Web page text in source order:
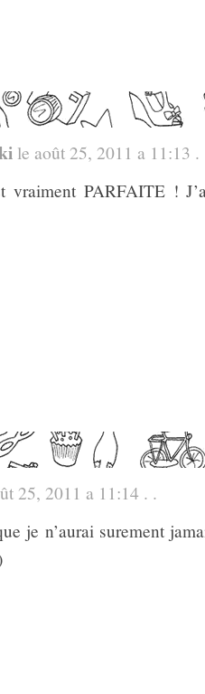
le août 25, 2011 a 11:13 .
vraiment PARFAITE !
25, 2011 a 11:14 . .
je n’aurai surement